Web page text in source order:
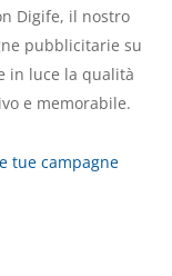
Digife, il nostro
pubblicitarie su
in luce la qualità
e memorabile.
tue campagne